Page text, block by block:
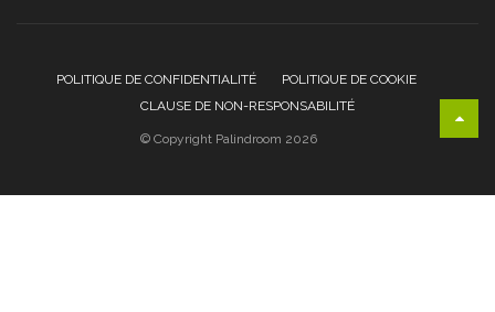
POLITIQUE DE CONFIDENTIALITÉ
POLITIQUE DE COOKIE
CLAUSE DE NON-RESPONSABILITÉ
© Copyright Palindroom 2026